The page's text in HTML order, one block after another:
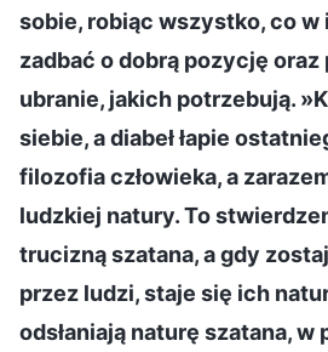
sobie, robiąc wszystko, co w
zadbać o dobrą pozycję
ubranie, jakich potrzebują.
siebie, a diabeł łapie
filozofia człowieka, a
ludzkiej natury. To
trucizną szatana, a gdy
przez ludzi, staje się ich
odsłaniają naturę szatana, w